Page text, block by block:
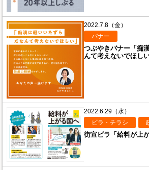
2022.7.8（金）
バナー
つぶやきバナー「痴
んて考えないでほしい
2022.6.29（水）
ビラ・チラシ
街宣ビラ「給料が上